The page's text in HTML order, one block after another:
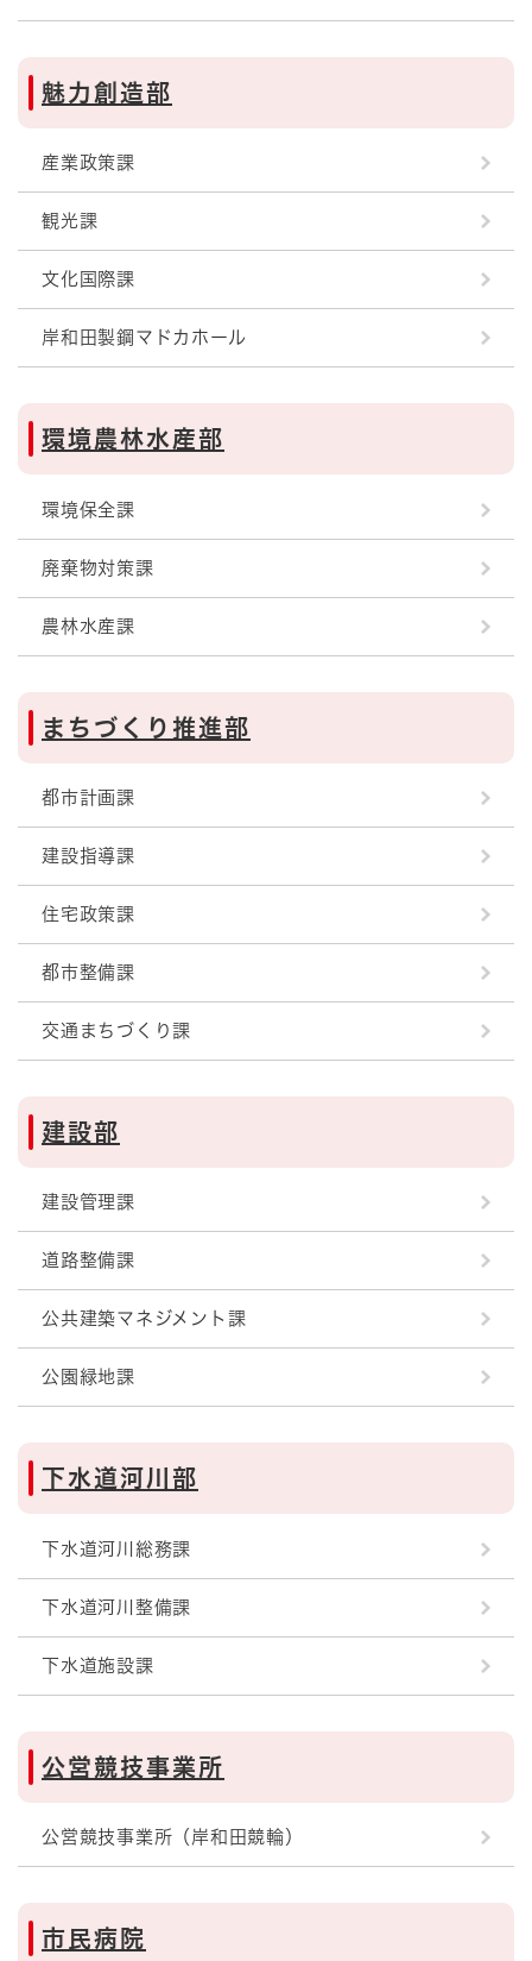
魅力創造部
産業政策課
観光課
文化国際課
岸和田製鋼マドカホール
環境農林水産部
環境保全課
廃棄物対策課
農林水産課
まちづくり推進部
都市計画課
建設指導課
住宅政策課
都市整備課
交通まちづくり課
建設部
建設管理課
道路整備課
公共建築マネジメント課
公園緑地課
下水道河川部
下水道河川総務課
下水道河川整備課
下水道施設課
公営競技事業所
公営競技事業所（岸和田競輪）
市民病院